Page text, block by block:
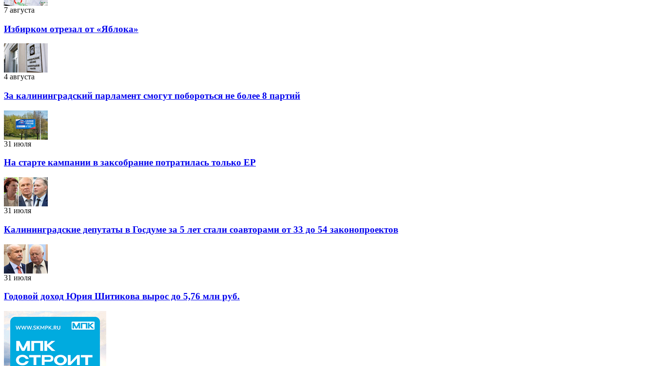
7 августа
Избирком отрезал от «Яблока»
4 августа
За калининградский парламент смогут побороться не более 8 партий
31 июля
На старте кампании в заксобрание потратилась только ЕР
31 июля
Калининградские депутаты в Госдуме за 5 лет стали соавторами от 33 до 54 законопроектов
31 июля
Годовой доход Юрия Шитикова вырос до 5,76 млн руб.